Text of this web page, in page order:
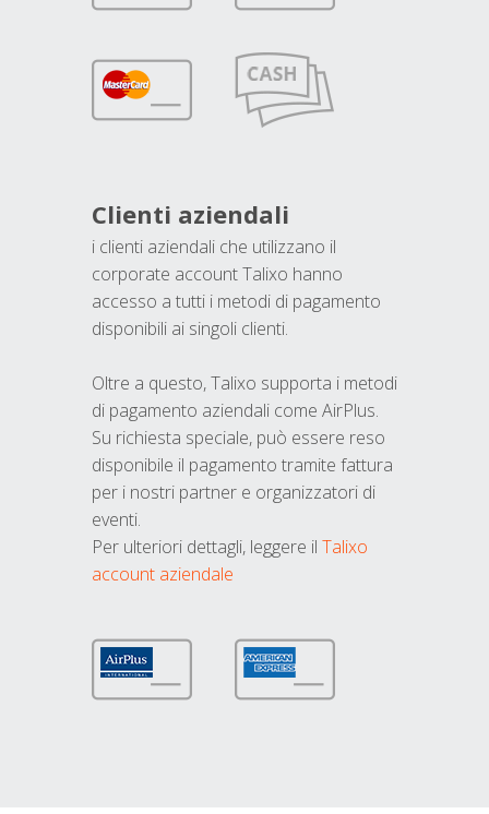
Clienti aziendali
i clienti aziendali che utilizzano il
corporate account Talixo hanno
accesso a tutti i metodi di pagamento
disponibili ai singoli clienti.
Oltre a questo, Talixo supporta i metodi
di pagamento aziendali come AirPlus.
Su richiesta speciale, può essere reso
disponibile il pagamento tramite fattura
per i nostri partner e organizzatori di
eventi.
Per ulteriori dettagli, leggere il Talixo
account aziendale